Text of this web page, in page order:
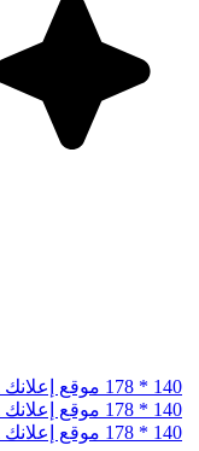
موقع إعلانك 178 * 140
موقع إعلانك 178 * 140
موقع إعلانك 178 * 140